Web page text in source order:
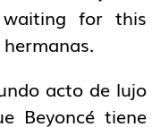
for this
acto de lujo
Beyoncé tiene